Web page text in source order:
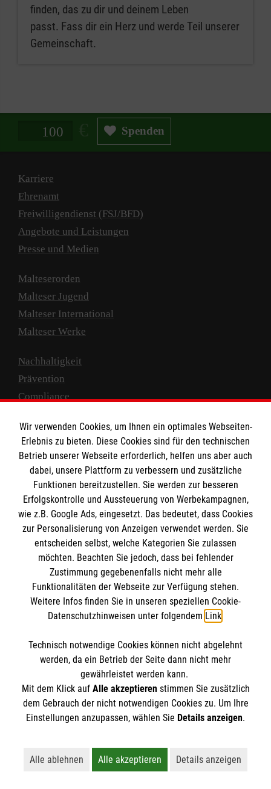
finden, das zu dir und deinem Leben
passt. Fass dir ein Herz und werde Teil unserer
Gemeinschaft.
Spendenbetrag in Euro Spenden
Karriere
Ehrenamt
Freiwilligendienst (FSJ/BFD)
Angebote und Leistungen
Presse und Medien
Malteserorden
Malteser Jugend
Malteser International
Malteser Werke
Nachhaltigkeit
Prävention
Compliance
Spenden und Helfen
Spendenkonto
Empfänger: Malteser Hilfsdienst e.V.
IBAN: DE10 3706 0120 1201 2000 12
BIC: GENODED 1PA7
Newsletter abonnieren
Cookies verwalten| AGB|Impressum|Datenschutz|
Barrierefreiheit|Kontakt|Sharepoint|Mediathek
Wir verwenden Cookies, um Ihnen ein optimales Webseiten-
Erlebnis zu bieten. Diese Cookies sind für den technischen
Betrieb unserer Webseite erforderlich, helfen uns aber auch
dabei, unsere Plattform zu verbessern und zusätzliche
Funktionen bereitzustellen. Sie werden zur besseren
Erfolgskontrolle und Aussteuerung von Werbekampagnen,
wie z.B. Google Ads, eingesetzt. Das bedeutet, dass Cookies
zur Personalisierung von Anzeigen verwendet werden. Sie
entscheiden selbst, welche Kategorien Sie zulassen
möchten. Beachten Sie jedoch, dass bei fehlender
Zustimmung gegebenenfalls nicht mehr alle
Funktionalitäten der Webseite zur Verfügung stehen.
Weitere Infos finden Sie in unseren speziellen Cookie-
Datenschutzhinweisen unter folgendem Link.
Technisch notwendige Cookies können nicht abgelehnt
werden, da ein Betrieb der Seite dann nicht mehr
gewährleistet werden kann.
Mit dem Klick auf Alle akzeptierenstimmen Sie zusätzlich
dem Gebrauch der nicht notwendigen Cookies zu. Um Ihre
Einstellungen anzupassen, wählen Sie Details anzeigen.
Alle ablehnen
Lehnt alle nicht-essentiellen Cookies ab
Alle akzeptieren
Akzeptiert alle Cookies
Details anzeigen